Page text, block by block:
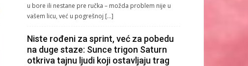
u bore ili nestane pre ručka – možda problem nije u
vašem licu, već u pogrešnoj […]
Niste rođeni za sprint, već za pobedu
na duge staze: Sunce trigon Saturn
otkriva tajnu ljudi koji ostavljaju trag